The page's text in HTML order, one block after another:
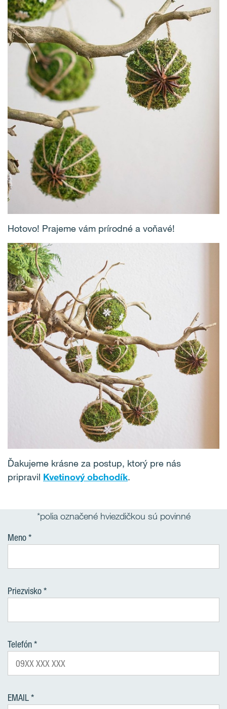
Hotovo! Prajeme vám prírodné a voňavé!
Ďakujeme krásne za postup, ktorý pre nás
pripravil Kvetinový obchodík.
*polia označené hviezdičkou sú povinné
Meno
Priezvisko
Telefón
EMAIL